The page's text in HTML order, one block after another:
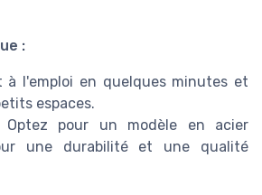
:
l'emploi en quelques minutes et
espaces.
Optez pour un modèle en acier
une durabilité et une qualité